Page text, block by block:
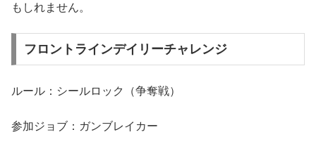
もしれません。
フロントラインデイリーチャレンジ
ルール：シールロック（争奪戦）
参加ジョブ：ガンブレイカー